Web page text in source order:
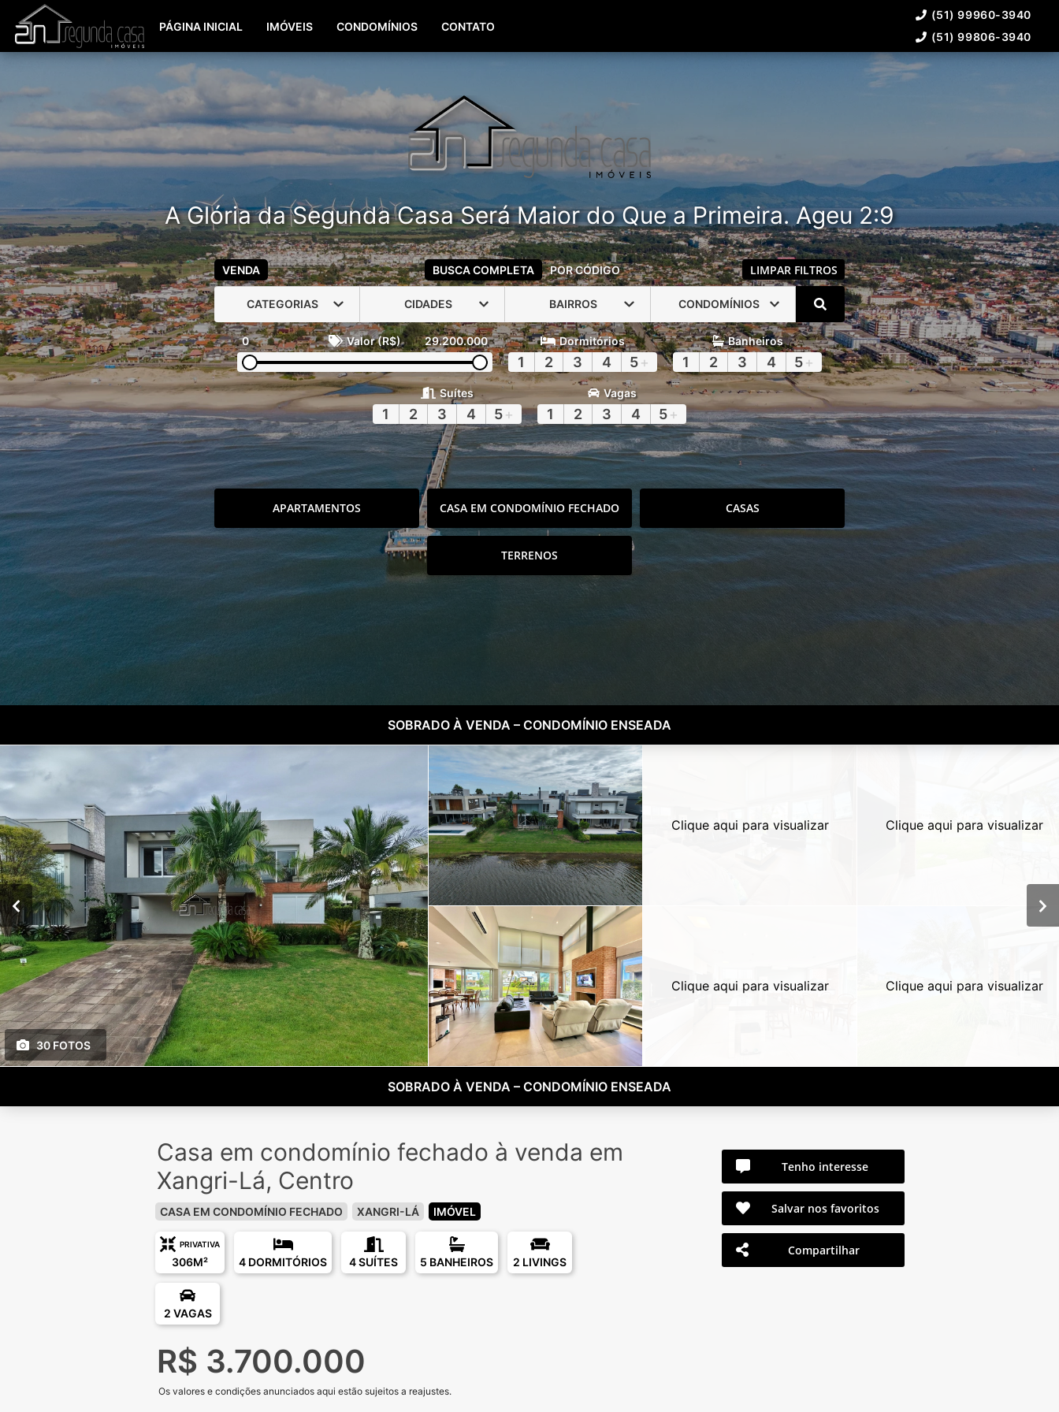
(51) 99960-3940
PÁGINA INICIAL IMÓVEIS CONDOMÍNIOS CONTATO
(51) 99960-3940
(51) 99806-3940
A Glória da Segunda Casa Será Maior do Que a Primeira. Ageu 2:9
VENDA BUSCA COMPLETA POR CÓDIGO LIMPAR FILTROS
CATEGORIAS CIDADES BAIRROS CONDOMÍNIOS
0 Valor (R$) 29.200.000 Dormitórios
1 2 3 4 5+
Banheiros
1 2 3 4 5+
Suítes
1 2 3 4 5+
Vagas
1 2 3 4 5+
APARTAMENTOS CASA EM CONDOMÍNIO FECHADO CASAS
TERRENOS
SOBRADO À VENDA – CONDOMÍNIO ENSEADA
30 FOTOS
Clique aqui para visualizar
Clique aqui para visualizar
Clique aqui para visualizar
Clique aqui para visualizar
SOBRADO À VENDA – CONDOMÍNIO ENSEADA
Casa em condomínio fechado à venda em
Xangri-Lá, Centro
CASA EM CONDOMÍNIO FECHADO XANGRI-LÁ IMÓVEL
PRIVATIVA
306M² 4 DORMITÓRIOS 4 SUÍTES 5 BANHEIROS 2 LIVINGS
2 VAGAS
R$ 3.700.000
Os valores e condições anunciados aqui estão sujeitos a reajustes.
Tenho interesse
Salvar nos favoritos
Compartilhar